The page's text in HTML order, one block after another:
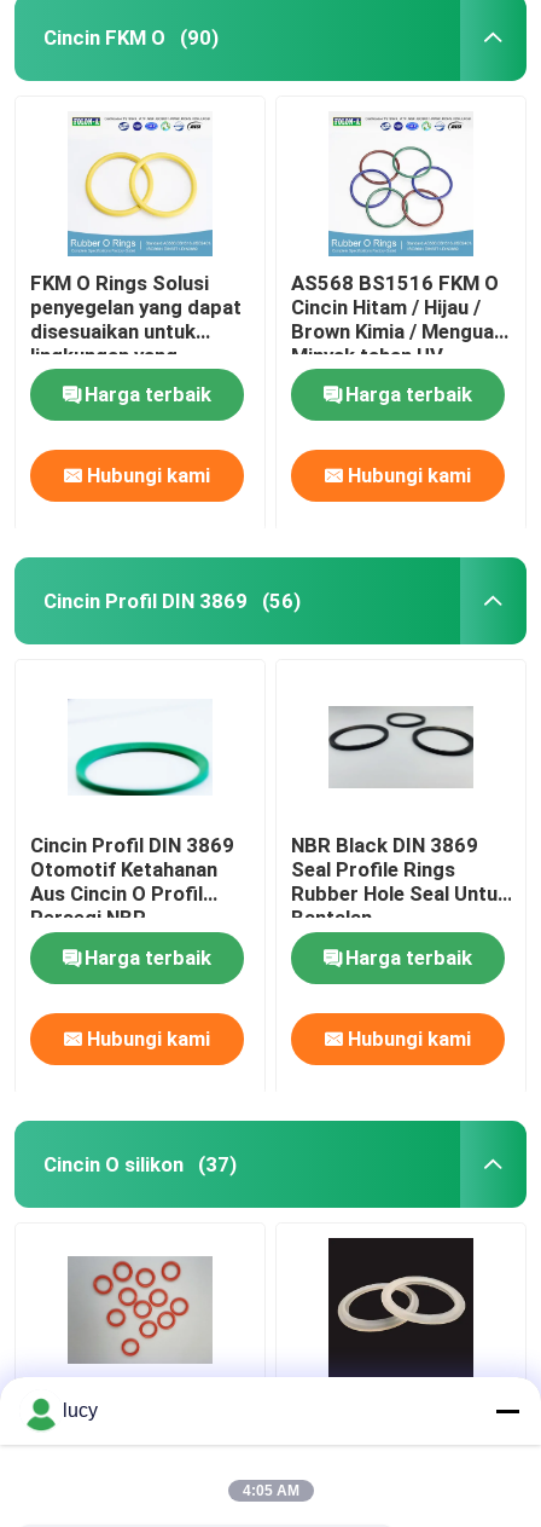
Cincin FKM O (90)
FKM O Rings Solusi
penyegelan yang dapat
disesuaikan untuk
lingkungan yang
menuntut
Harga terbaik
Hubungi kami
AS568 BS1516 FKM O
Cincin Hitam / Hijau /
Brown Kimia / Menguat
Minyak tahan UV
Harga terbaik
Hubungi kami
Cincin Profil DIN 3869 (56)
Cincin Profil DIN 3869
Otomotif Ketahanan
Aus Cincin O Profil
Persegi NBR
Harga terbaik
Hubungi kami
NBR Black DIN 3869
Seal Profile Rings
Rubber Hole Seal Untuk
Bantalan
Harga terbaik
Hubungi kami
Cincin O silikon (37)
60-70 Kekerasan SI
Silicone O Rings
Rumah Tangga
lucy
4:05 AM